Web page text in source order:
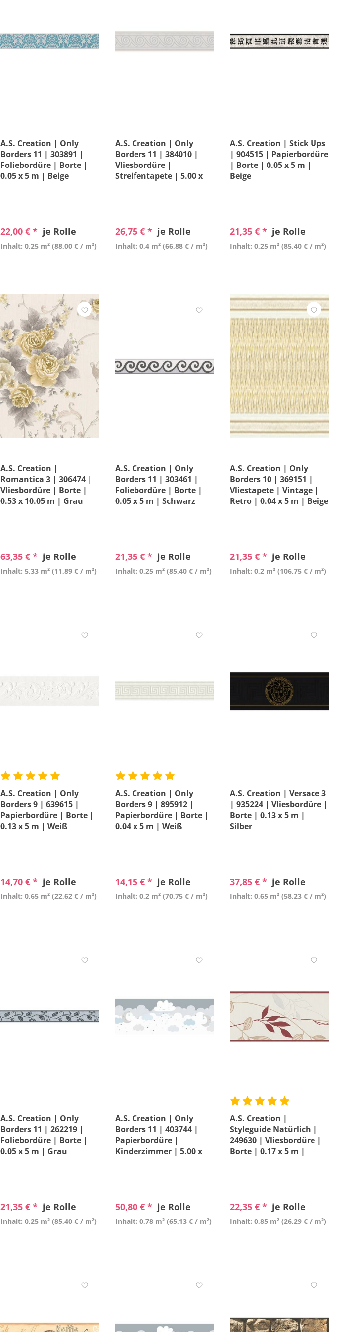
Bewertung mind. Versandkostenfrei
A.S. Creation | Only
Borders 11 | 303891 |
Foliebordüre | Borte |
0.05 x 5 m | Beige
22,00 € * je Rolle
Inhalt: 0,25 m² (88,00 € / m²)
A.S. Creation | Only
Borders 11 | 384010 |
Vliesbordüre |
Streifentapete | 5.00 x
26,75 € * je Rolle
Inhalt: 0,4 m² (66,88 € / m²)
A.S. Creation | Stick Ups
| 904515 | Papierbordüre
| Borte | 0.05 x 5 m |
Beige
21,35 € * je Rolle
Inhalt: 0,25 m² (85,40 € / m²)
A.S. Creation |
Romantica 3 | 306474 |
Vliesbordüre | Borte |
0.53 x 10.05 m | Grau
63,35 € * je Rolle
Inhalt: 5,33 m² (11,89 € / m²)
A.S. Creation | Only
Borders 11 | 303461 |
Foliebordüre | Borte |
0.05 x 5 m | Schwarz
21,35 € * je Rolle
Inhalt: 0,25 m² (85,40 € / m²)
A.S. Creation | Only
Borders 10 | 369151 |
Vliestapete | Vintage |
Retro | 0.04 x 5 m | Beige
21,35 € * je Rolle
Inhalt: 0,2 m² (106,75 € / m²)
A.S. Creation | Only
Borders 9 | 639615 |
Papierbordüre | Borte |
0.13 x 5 m | Weiß
14,70 € * je Rolle
Inhalt: 0,65 m² (22,62 € / m²)
A.S. Creation | Only
Borders 9 | 895912 |
Papierbordüre | Borte |
0.04 x 5 m | Weiß
14,15 € * je Rolle
Inhalt: 0,2 m² (70,75 € / m²)
A.S. Creation | Versace 3
| 935224 | Vliesbordüre |
Borte | 0.13 x 5 m |
Silber
37,85 € * je Rolle
Inhalt: 0,65 m² (58,23 € / m²)
A.S. Creation | Only
Borders 11 | 262219 |
Foliebordüre | Borte |
0.05 x 5 m | Grau
21,35 € * je Rolle
Inhalt: 0,25 m² (85,40 € / m²)
A.S. Creation | Only
Borders 11 | 403744 |
Papierbordüre |
Kinderzimmer | 5.00 x
50,80 € * je Rolle
Inhalt: 0,78 m² (65,13 € / m²)
A.S. Creation |
Styleguide Natürlich |
249630 | Vliesbordüre |
Borte | 0.17 x 5 m |
22,35 € * je Rolle
Inhalt: 0,85 m² (26,29 € / m²)